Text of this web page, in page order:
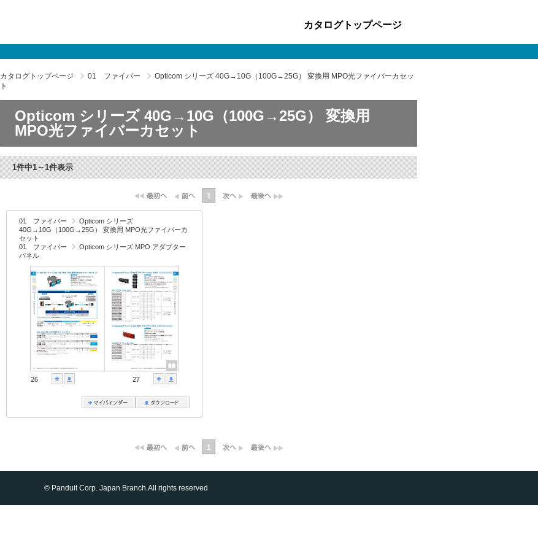
カタログトップページ
カタログトップページ 01 ファイバー
Opticom シリーズ 40G→10G（100G→25G） 変換用 MPO光ファイバーカセッ
ト
Opticom シリーズ 40G→10G（100G→25G） 変換用
MPO光ファイバーカセット
1件中1～1件表示
1
01 ファイバー
Opticom シリーズ
40G→10G（100G→25G） 変換用 MPO光ファイバーカ
セット
01 ファイバー
Opticom シリーズ MPO アダプター
パネル
26 27
1
© Panduit Corp. Japan Branch.All rights reserved